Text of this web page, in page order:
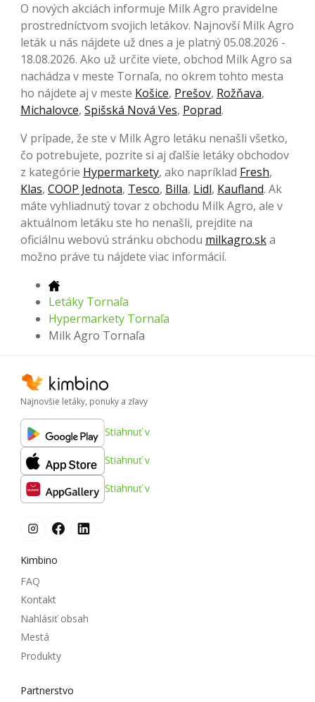
O nových akciách informuje Milk Agro pravidelne
prostredníctvom svojich letákov. Najnovší Milk Agro
leták u nás nájdete už dnes a je platný 05.08.2026 -
18.08.2026. Ako už určite viete, obchod Milk Agro sa
nachádza v meste Tornaľa, no okrem tohto mesta
ho nájdete aj v meste Košice, Prešov, Rožňava,
Michalovce, Spišská Nová Ves, Poprad.
V prípade, že ste v Milk Agro letáku nenašli všetko,
čo potrebujete, pozrite si aj ďalšie letáky obchodov
z kategórie Hypermarkety, ako napríklad Fresh,
Klas, COOP Jednota, Tesco, Billa, Lidl, Kaufland. Ak
máte vyhliadnutý tovar z obchodu Milk Agro, ale v
aktuálnom letáku ste ho nenašli, prejdite na
oficiálnu webovú stránku obchodu milkagro.ska
možno práve tu nájdete viac informácií.
Letáky Tornaľa
Hypermarkety Tornaľa
Milk Agro Tornaľa
Najnovšie letáky, ponuky a zľavy
Stiahnuť v
Stiahnuť v
Stiahnuť v
Kimbino
FAQ
Kontakt
Nahlásiť obsah
Mestá
Produkty
Partnerstvo